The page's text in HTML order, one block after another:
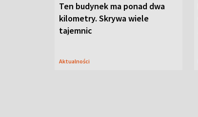
Ten budynek ma ponad dwa
kilometry. Skrywa wiele
tajemnic
Aktualności